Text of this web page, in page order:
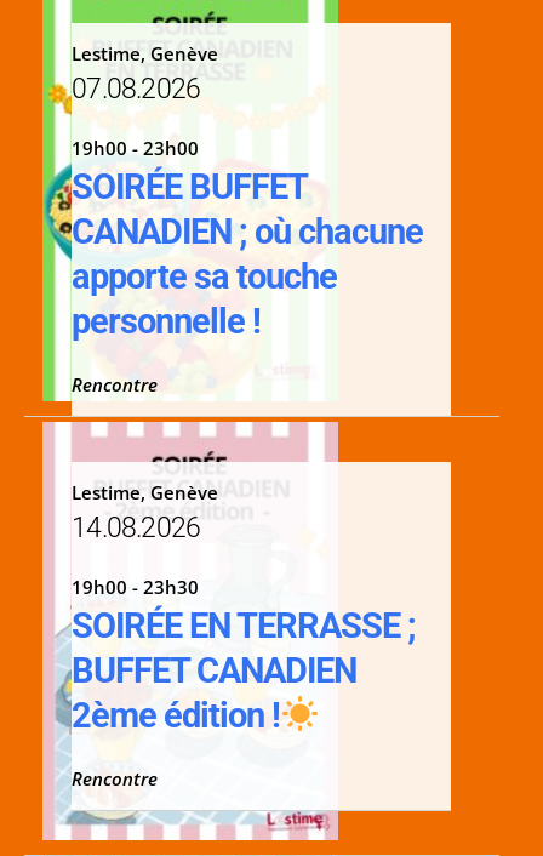
Lestime, Genève
07.08.2026
19h00 - 23h00
SOIRÉE BUFFET
CANADIEN ; où chacune
apporte sa touche
personnelle !
Rencontre
Lestime, Genève
14.08.2026
19h00 - 23h30
SOIRÉE EN TERRASSE ;
BUFFET CANADIEN
2ème édition !
Rencontre